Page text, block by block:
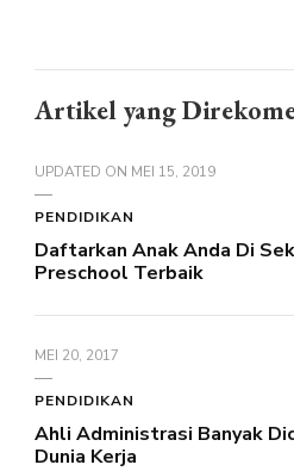
Artikel yang
UPDATED ON MEI 15, 2019
PENDIDIKAN
Daftarkan Anak Anda Di
Preschool Terbaik
MEI 20, 2017
PENDIDIKAN
Ahli Administrasi Banyak
Dunia Kerja